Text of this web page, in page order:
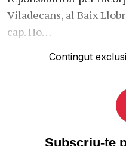
Viladecans, al Baix
cap. Ho…
Contingut